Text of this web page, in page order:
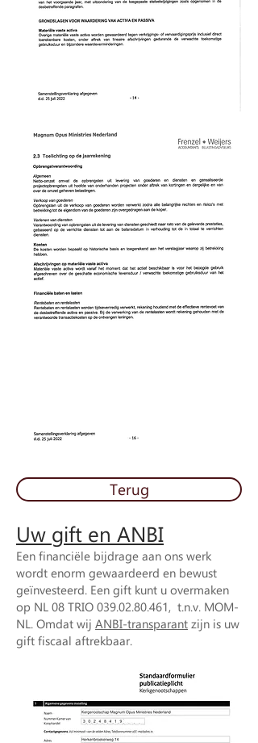
Terug
Uw gift en ANBI
Een financiële bijdrage aan ons werk
wordt enorm gewaardeerd en bewust
geïnvesteerd. Een gift kunt u overmaken
op NL 08 TRIO 039.02.80.461, t.n.v. MOM-
NL. Omdat wij ANBI-transparant zijn is uw
gift fiscaal aftrekbaar.